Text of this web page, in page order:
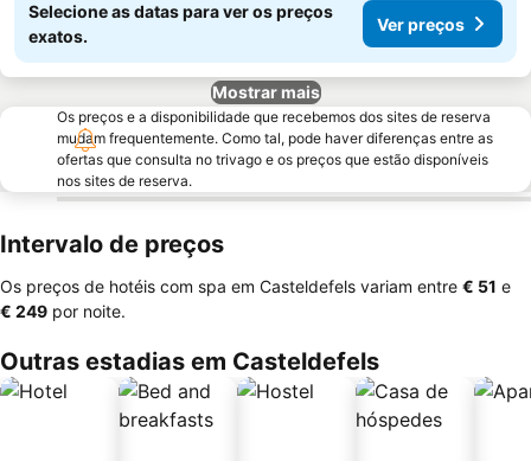
Selecione as datas para ver os preços
exatos.
Ver preços
Mostrar mais
Os preços e a disponibilidade que recebemos dos sites de reserva
mudam frequentemente. Como tal, pode haver diferenças entre as
ofertas que consulta no trivago e os preços que estão disponíveis
nos sites de reserva.
Intervalo de preços
Os preços de hotéis com spa em Casteldefels variam entre ‎€ 51 e
‎€ 249 por noite.
Outras estadias em Casteldefels